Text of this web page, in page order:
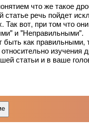
что же такое
речь пойдет
вот, при том что
и "Неправильными".
быть как правильными,
изучения
статьи и в ваше